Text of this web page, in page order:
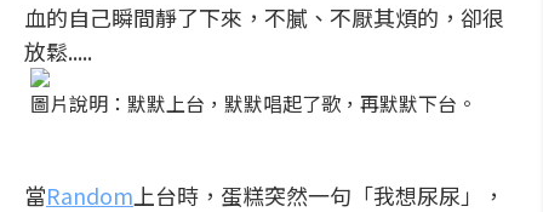
血的自己瞬間靜了下來，不膩、不厭其煩的，卻很
放鬆.....
圖片說明：默默上台，默默唱起了歌，再默默下台。
當Random 上台時，蛋糕突然一句「我想尿尿」，